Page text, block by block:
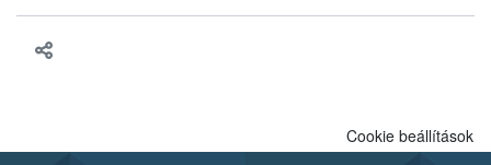
Cookie beállítások